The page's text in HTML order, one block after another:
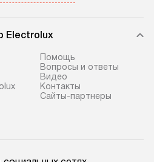
Electrolux
Помощь
Вопросы и ответы
Видео
Контакты
Сайты-партнеры